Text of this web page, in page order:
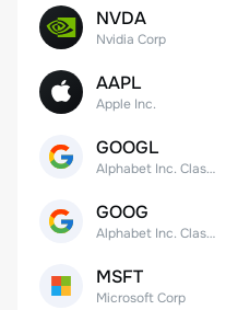
NVDA
Nvidia Corp
AAPL
Apple Inc.
GOOGL
Alphabet Inc. Class A Common Stock
GOOG
Alphabet Inc. Class C Capital Stock
MSFT
Microsoft Corp